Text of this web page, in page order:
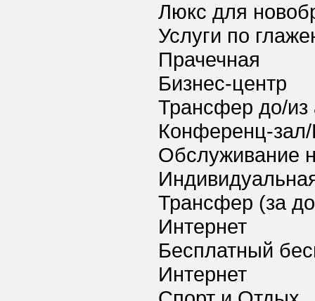
Люкс для
Услуги по
Прачечная
Бизнес-центр
Трансфер до/из
Конференц-
Обслуживание
Трансфер (за
Интернет
Бесплатный
Интернет